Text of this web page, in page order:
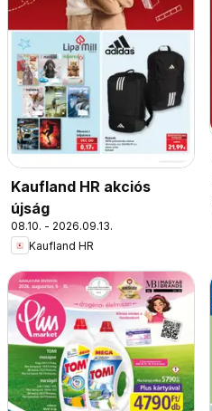
Kaufland HR akciós
újság
08.10. - 2026.09.13.
Kaufland HR